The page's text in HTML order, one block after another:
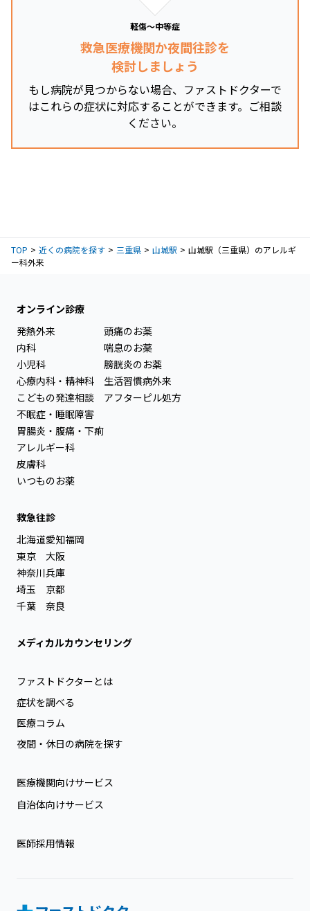
軽傷～中等症
救急医療機関か夜間往診を
検討しましょう
もし病院が見つからない場合、ファストドクターで
はこれらの症状に対応することができます。ご相談
ください。
TOP 近くの病院を探す 三重県 山城駅
山城駅（三重県）のアレルギ
ー科外来
オンライン診療
発熱外来
内科
小児科
心療内科・精神科
こどもの発達相談
不眠症・睡眠障害
胃腸炎・腹痛・下痢
アレルギー科
皮膚科
いつものお薬
頭痛のお薬
喘息のお薬
膀胱炎のお薬
生活習慣病外来
アフターピル処方
救急往診
北海道
東京
神奈川
埼玉
千葉
愛知
大阪
兵庫
京都
奈良
福岡
メディカルカウンセリング
ファストドクターとは
症状を調べる
医療コラム
夜間・休日の病院を探す
医療機関向けサービス
自治体向けサービス
医師採用情報